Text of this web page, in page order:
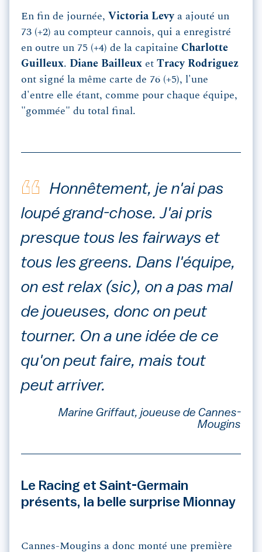
En fin de journée, Victoria Levy a ajouté un
73 (+2) au compteur cannois, qui a enregistré
en outre un 75 (+4) de la capitaine Charlotte
Guilleux. Diane Bailleux et Tracy Rodriguez
ont signé la même carte de 76 (+5), l'une
d'entre elle étant, comme pour chaque équipe,
"gommée" du total final.
Honnêtement, je n'ai pas
loupé grand-chose. J'ai pris
presque tous les fairways et
tous les greens. Dans l'équipe,
on est relax (sic), on a pas mal
de joueuses, donc on peut
tourner. On a une idée de ce
qu'on peut faire, mais tout
peut arriver.
Marine Griffaut, joueuse de Cannes-
Mougins
Le Racing et Saint-Germain
présents, la belle surprise Mionnay
Cannes-Mougins a donc monté une première